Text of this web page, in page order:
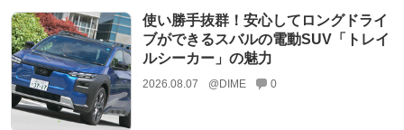
使い勝手抜群！安心してロングドライ
ブができるスバルの電動SUV「トレイ
ルシーカー」の魅力
2026.08.07 @DIME 0